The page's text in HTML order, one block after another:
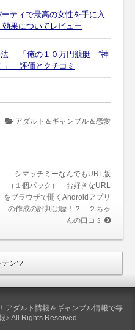
ティで最高の女性を手に入
果についてレビュー
法 「俺の１０万円競艇 ”神
」 評価とクチコミ
アダルト＆ギャンブル＆恋愛
シマッチミーなんでもURL版
（１個パック） お好きなURL
をブラウザで開くAndroidアプリ
の作成の評判は嘘！？ ２ちゃ
んの口コミ
ンツ
アダルト情報＆ギャンブル情報で毎
♪ All Rights Reserved.